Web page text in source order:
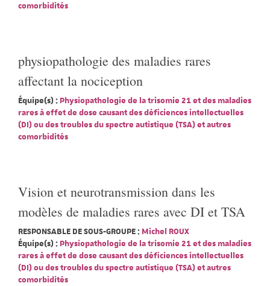
comorbidités
physiopathologie des maladies rares
affectant la nociception
Équipe(s) : Physiopathologie de la trisomie 21 et des maladies
rares à effet de dose causant des déficiences intellectuelles
(DI) ou des troubles du spectre autistique (TSA) et autres
comorbidités
Vision et neurotransmission dans les
modèles de maladies rares avec DI et TSA
RESPONSABLE DE SOUS-GROUPE : Michel ROUX
Équipe(s) : Physiopathologie de la trisomie 21 et des maladies
rares à effet de dose causant des déficiences intellectuelles
(DI) ou des troubles du spectre autistique (TSA) et autres
comorbidités